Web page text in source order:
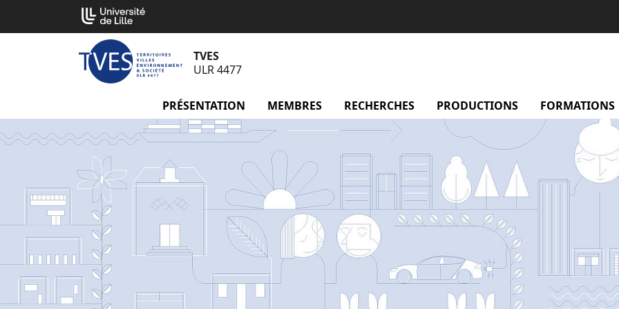
contenu
TVES
ULR 4477
PRÉSENTATION menu Présentation
MEMBRES menu Membres
RECHERCHES menu Recherches
PRODUCTIONS menu
FORMATIONS
Cookies management panel